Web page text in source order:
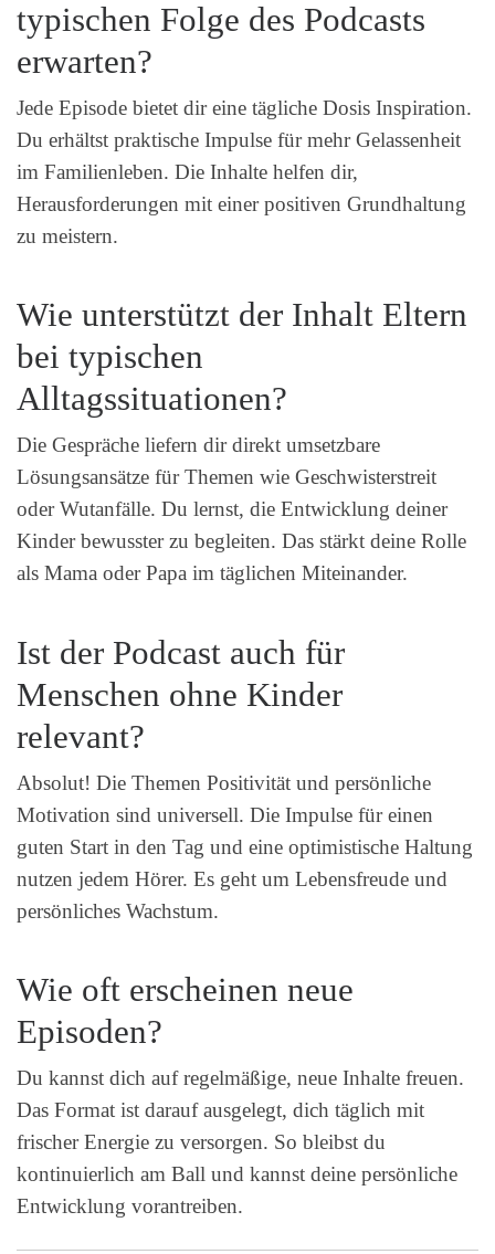
typischen Folge des Podcasts
erwarten?
Jede Episode bietet dir eine tägliche Dosis Inspiration.
Du erhältst praktische Impulse für mehr Gelassenheit
im Familienleben. Die Inhalte helfen dir,
Herausforderungen mit einer positiven Grundhaltung
zu meistern.
Wie unterstützt der Inhalt Eltern
bei typischen
Alltagssituationen?
Die Gespräche liefern dir direkt umsetzbare
Lösungsansätze für Themen wie Geschwisterstreit
oder Wutanfälle. Du lernst, die Entwicklung deiner
Kinder bewusster zu begleiten. Das stärkt deine Rolle
als Mama oder Papa im täglichen Miteinander.
Ist der Podcast auch für
Menschen ohne Kinder
relevant?
Absolut! Die Themen Positivität und persönliche
Motivation sind universell. Die Impulse für einen
guten Start in den Tag und eine optimistische Haltung
nutzen jedem Hörer. Es geht um Lebensfreude und
persönliches Wachstum.
Wie oft erscheinen neue
Episoden?
Du kannst dich auf regelmäßige, neue Inhalte freuen.
Das Format ist darauf ausgelegt, dich täglich mit
frischer Energie zu versorgen. So bleibst du
kontinuierlich am Ball und kannst deine persönliche
Entwicklung vorantreiben.